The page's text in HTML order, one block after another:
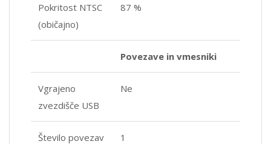
Pokritost NTSC
(običajno)
87 %
Povezave in vmesniki
Vgrajeno
zvezdišče USB
Ne
Število povezav
1